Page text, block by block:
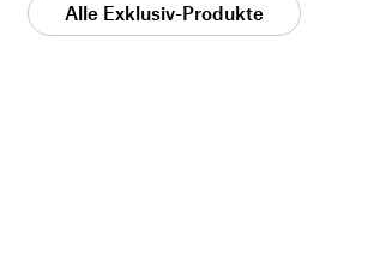
Alle Exklusiv-Produkte